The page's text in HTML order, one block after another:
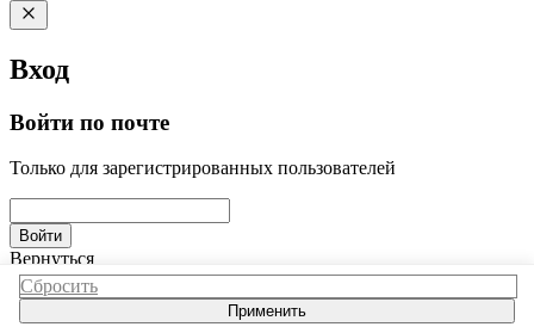
Сбросить
Применить
Вход
Войти по почте
Только для зарегистрированных пользователей
Войти
Вернуться